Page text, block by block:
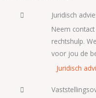
Juridisch
Neem
rechtshulp.
voor jou de
Juridisch